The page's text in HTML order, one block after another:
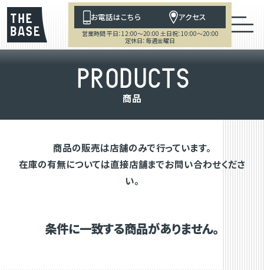
お電話はこちら アクセス
営業時間 平日：12:00～20:00 土日祝：10:00～20:00
定休日：毎週金曜日
PRODUCTS
商品
商品の販売は店舗のみで行っています。
在庫の有無については直接店舗までお問い合わせくださ
い。
条件に一致する商品がありません。